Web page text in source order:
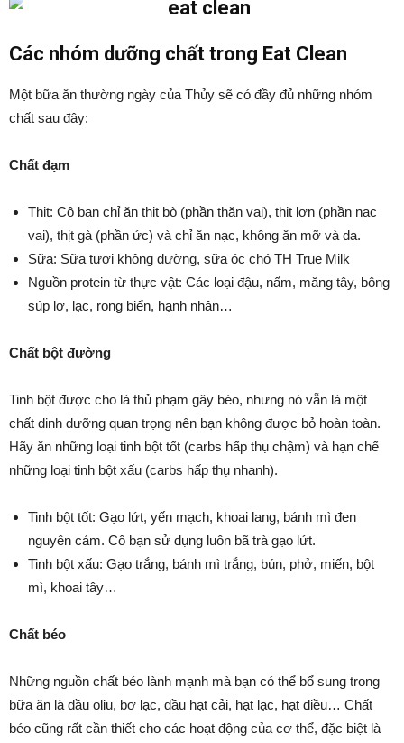
Các nhóm dưỡng chất trong Eat Clean
Một bữa ăn thường ngày của Thủy sẽ có đầy đủ những nhóm
chất sau đây:
Chất đạm
Thịt: Cô bạn chỉ ăn thịt bò (phần thăn vai), thịt lợn (phần nạc
vai), thịt gà (phần ức) và chỉ ăn nạc, không ăn mỡ và da.
Sữa: Sữa tươi không đường, sữa óc chó TH True Milk
Nguồn protein từ thực vật: Các loại đậu, nấm, măng tây, bông
súp lơ, lạc, rong biển, hạnh nhân…
Chất bột đường
Tinh bột được cho là thủ phạm gây béo, nhưng nó vẫn là một
chất dinh dưỡng quan trọng nên bạn không được bỏ hoàn toàn.
Hãy ăn những loại tinh bột tốt (carbs hấp thụ chậm) và hạn chế
những loại tinh bột xấu (carbs hấp thụ nhanh).
Tinh bột tốt: Gạo lứt, yến mạch, khoai lang, bánh mì đen
nguyên cám. Cô bạn sử dụng luôn bã trà gạo lứt.
Tinh bột xấu: Gạo trắng, bánh mì trắng, bún, phở, miến, bột
mì, khoai tây…
Chất béo
Những nguồn chất béo lành mạnh mà bạn có thể bổ sung trong
bữa ăn là dầu oliu, bơ lạc, dầu hạt cải, hạt lạc, hạt điều… Chất
béo cũng rất cần thiết cho các hoạt động của cơ thể, đặc biệt là